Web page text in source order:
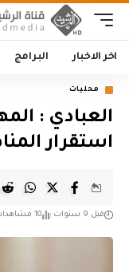
اخر الاخبار البرامج
محليات
العبادي :
استقرار
قبل 9 سنوات 10 مشاهدات